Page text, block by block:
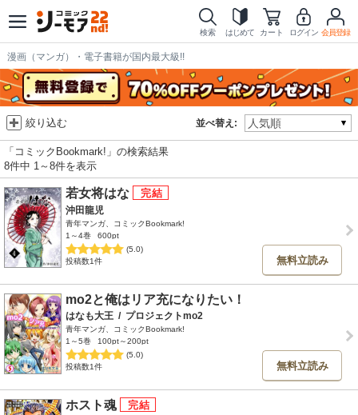
検索 はじめて カート ログイン 会員登録
漫画（マンガ）・電子書籍が国内最大級!!
並べ替え:
絞り込む
「コミックBookmark!」の検索結果
8件中 1～8件を表示
若女将はな
沖田龍児
青年マンガ、コミックBookmark!
1～4巻
600pt
(5.0)
投稿数1件
無料立読み
mo2と俺はリア充になりたい！
はなも大王 / プロジェクトmo2
青年マンガ、コミックBookmark!
1～5巻
100pt～200pt
(5.0)
投稿数1件
無料立読み
ホスト魂